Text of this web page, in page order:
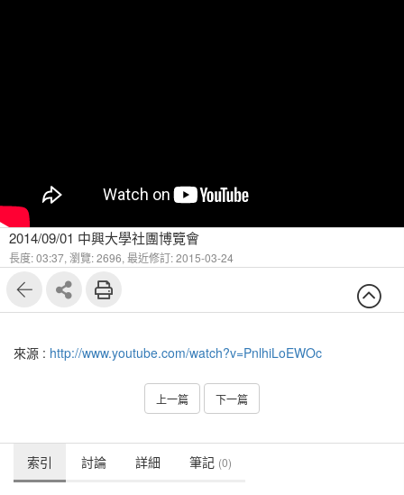
2014/09/01 中興大學社團博覽會
長度: 03:37, 瀏覽: 2696, 最近修訂: 2015-03-24
來源 : http://www.youtube.com/watch?v=PnlhiLoEWOc
上一篇 下一篇
索引 討論 詳細 筆記 (0)